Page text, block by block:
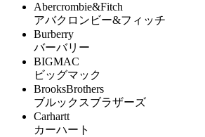
Abercrombie&Fitch
アバクロンビー&フィッチ
Burberry
バーバリー
BIGMAC
ビッグマック
BrooksBrothers
ブルックスブラザーズ
Carhartt
カーハート